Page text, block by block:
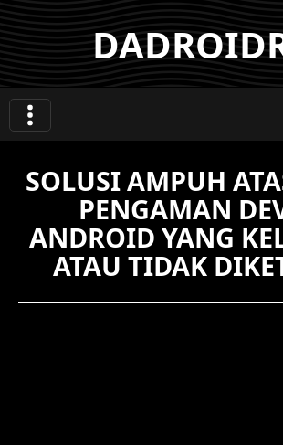
SOLUSI AMPUH
PENGAMAN
ANDROID YANG
ATAU TIDAK